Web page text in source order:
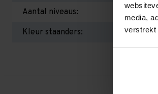
media,
verstrekt
Aantal niveaus:
Kleur staanders: